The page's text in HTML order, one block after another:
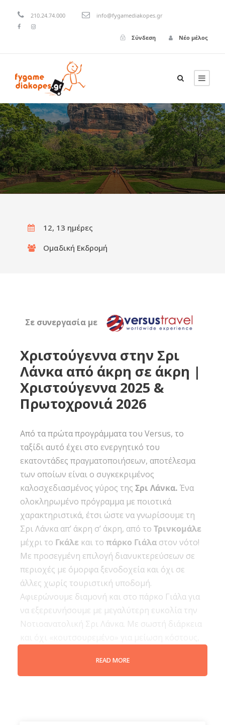
210.24.74.000 info@fygamediakopes.gr
Σύνδεση Νέο μέλος
12, 13 ημέρες
Ομαδική Εκδρομή
Σε συνεργασία με
Χριστούγεννα στην Σρι
Λάνκα από άκρη σε άκρη |
Χριστούγεννα 2025 &
Πρωτοχρονιά 2026
Από τα πρώτα προγράμματα του Versus, το
ταξίδι αυτό έχει στο ενεργητικό του
εκατοντάδες πραγματοποιήσεων, αποτέλεσμα
των οποίων είναι ο συγκεκριμένος
καλοσχεδιασμένος γύρος της Σρι Λάνκα. Ένα
ολοκληρωμένο πρόγραμμα με ποιοτικά
χαρακτηριστικά, έτσι ώστε να γνωρίσουμε τη
Σρι Λάνκα απ’ άκρη σ’ άκρη, από το Τρινκομάλε
μέχρι το Γκάλε και το πάρκο Γιάλα στον νότο!
Με προσεγμένη επιλογή διανυκτερεύσεων σε
περιοχές με όμορφα ξενοδοχεία και όχι σε
άλλες χωρίς τουριστική υποδομή.
Αφιερώνουμε διαμονή και στο πάρκο Γιάλα για
να εξερευνήσουμε με μεγαλύτερη ευκολία την
Νοτιοανατολική Σρι Λάνκα. Με σωστή διάρκεια
ιδιαίτερα χρονοβόρες. Ελέφαντες,
αρχαιολογικοί θησαυροί,μυστηριακή
READ MORE